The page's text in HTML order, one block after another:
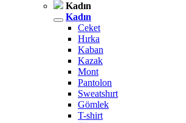
Kadın
Kadın
Ceket
Hırka
Kaban
Kazak
Mont
Pantolon
Sweatshırt
Gömlek
T-shirt